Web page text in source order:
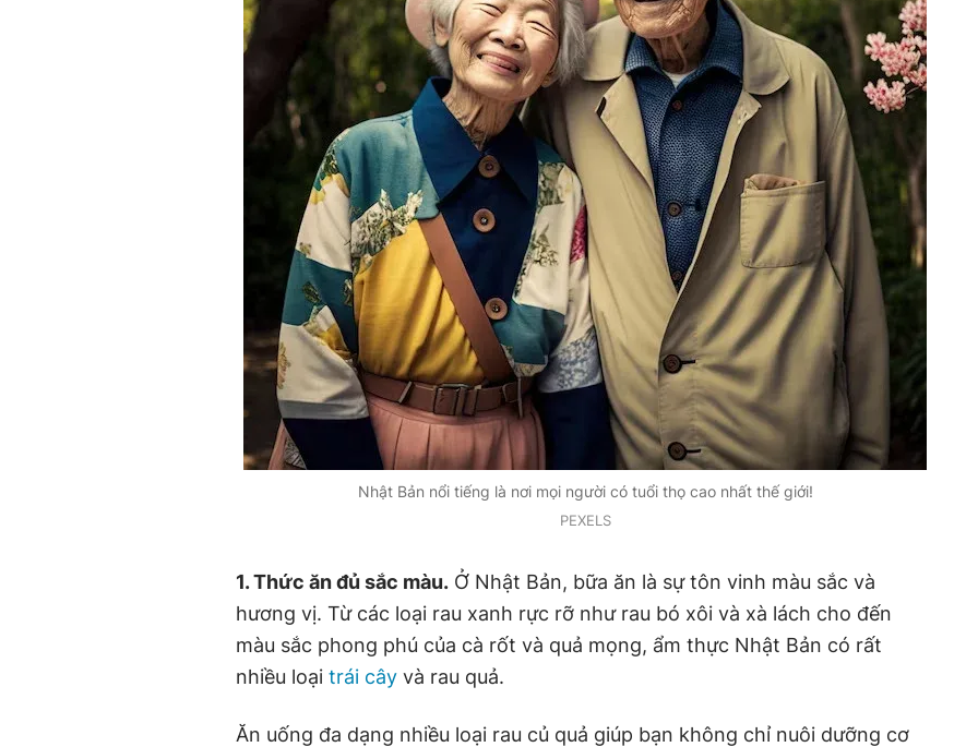
Nhật Bản nổi tiếng là nơi mọi người có tuổi thọ cao nhất thế giới!
PEXELS
1. Thức ăn đủ sắc màu. Ở Nhật Bản, bữa ăn là sự tôn vinh màu sắc và
hương vị. Từ các loại rau xanh rực rỡ như rau bó xôi và xà lách cho đến
màu sắc phong phú của cà rốt và quả mọng, ẩm thực Nhật Bản có rất
nhiều loại trái cây và rau quả.
Ăn uống đa dạng nhiều loại rau củ quả giúp bạn không chỉ nuôi dưỡng cơ